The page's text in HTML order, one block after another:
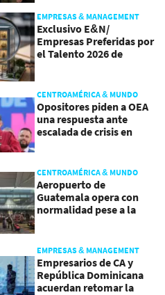
EMPRESAS & MANAGEMENT
Exclusivo E&N/
Empresas Preferidas por
el Talento 2026 de
CENTROAMÉRICA & MUNDO
Opositores piden a OEA
una respuesta ante
escalada de crisis en
CENTROAMÉRICA & MUNDO
Aeropuerto de
Guatemala opera con
normalidad pese a la
EMPRESAS & MANAGEMENT
Empresarios de CA y
República Dominicana
acuerdan retomar la